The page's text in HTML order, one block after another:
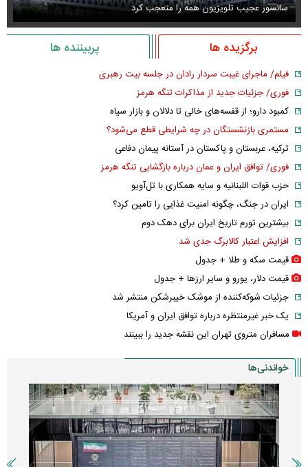
سانسور عجیب تلویزیون همه را متعجب کرد
برگزیده ها پربیننده ها
فیلم/ ماجرای غیبت سردار رادان در جلسه بیت رهبری
فوری/ جزئیات جدید از مذاکرات تنگه هرمز
کمبود دارو؛ از قفسه‌های خالی تا دلالان و بازار سیاه
مستمری بازنشستگان در چه شرایطی قطع می‌شود؟
ترکیه، عربستان و پاکستان در آستانه پیمان دفاعی
فوری/ توافق ایران و عمان درباره بازگشایی تنگه هرمز
حزب قوات اللبنانیه و سایه همکاری با تل‌آویو
ایران در جنگ، چگونه امنیت غذایی را تامین کرد؟
بیشترین تورم تاریخ ایران برای دهک دوم
افزایش اعتبار کالابرگ جدی شد
قیمت سکه و طلا + جدول
قیمت دلار، یورو و سایر ارز‌ها + جدول
جزئیات شوکه‌کننده از موشک خیبرشکن منتشر شد
یک خبر غیرمنتظره درباره توافق ایران و آمریکا
مسافران متروی تهران این نقشه جدید را ببینند
خواندنی‌ها